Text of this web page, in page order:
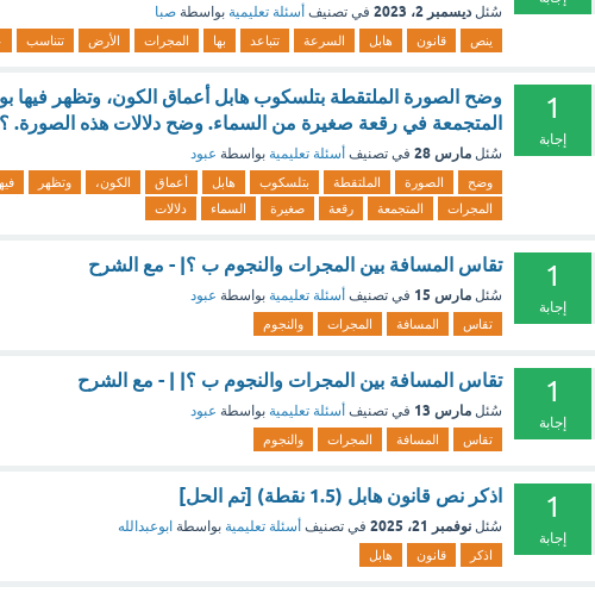
سُئل ديسمبر 2، 2023 في تصنيف أسئلة تعليمية بواسطة صبا
ينص قانون هابل السرعة تتباعد بها المجرات الأرض تتناسب
1
إجابة
وضح الصورة الملتقطة بتلسكوب هابل أعماق الكون، وتظهر فيها
المتجمعة في رقعة صغيرة من السماء. وضح دلالات هذه الصورة.
سُئل مارس 28 في تصنيف أسئلة تعليمية بواسطة عبود
وضح الصورة الملتقطة بتلسكوب هابل أعماق الكون، وتظهر
المجرات
المتجمعة رقعة صغيرة السماء دلالات
1
إجابة
تقاس المسافة بين المجرات والنجوم ب ؟| - مع الشرح
سُئل مارس 15 في تصنيف أسئلة تعليمية بواسطة عبود
تقاس المسافة المجرات والنجوم
1
إجابة
تقاس المسافة بين المجرات والنجوم ب ؟| | - مع الشرح
سُئل مارس 13 في تصنيف أسئلة تعليمية بواسطة عبود
تقاس المسافة المجرات والنجوم
1
إجابة
اذكر نص قانون هابل (1.5 نقطة) [تم الحل]
سُئل نوفمبر 21، 2025 في تصنيف أسئلة تعليمية بواسطة ابوعبدالله
اذكر قانون هابل